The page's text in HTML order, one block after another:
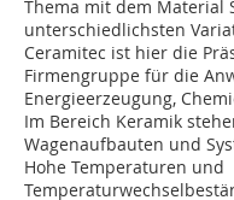
Thema mit dem Material
unterschiedlichsten
Ceramitec ist hier die
Firmengruppe für die
Energieerzeugung,
Im Bereich Keramik
Wagenaufbauten und
Hohe Temperaturen und